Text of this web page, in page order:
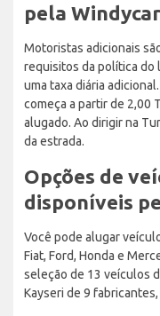
pela Windycar
Motoristas adicionais
requisitos da política do
uma taxa diária
começa a partir de 2,00
alugado. Ao dirigir na
da estrada.
Opções de
disponíveis
Você pode alugar
Fiat, Ford, Honda e
seleção de 13 veículos
Kayseri de 9